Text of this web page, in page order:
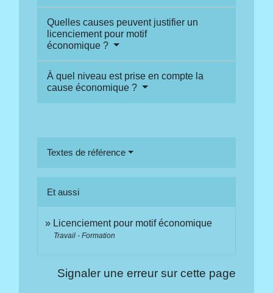
Quelles causes peuvent justifier un
licenciement pour motif
économique ?
À quel niveau est prise en compte la
cause économique ?
Textes de référence
Et aussi
Licenciement pour motif économique
Travail - Formation
Signaler une erreur sur cette page